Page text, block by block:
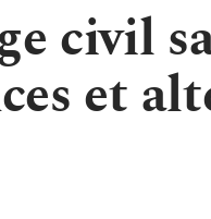
civil
et